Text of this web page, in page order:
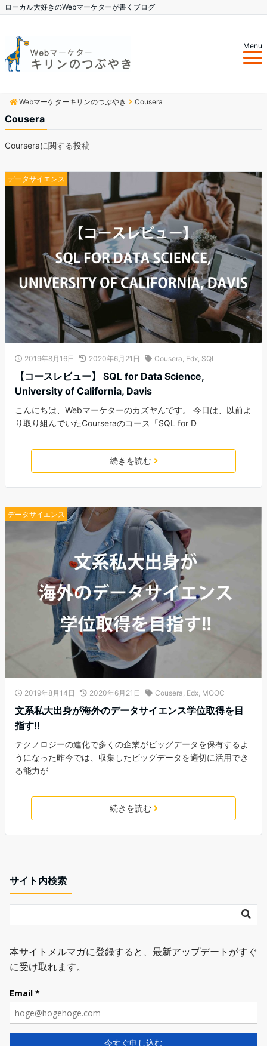
ローカル大好きのWebマーケターが書くブログ
Menu
Webマーケターキリンのつぶやき Cousera
Cousera
Courseraに関する投稿
データサイエンス
2019年8月16日 2020年6月21日 Cousera Edx SQL
【コースレビュー】 SQL for Data Science,
University of California, Davis
こんにちは、Webマーケターのカズヤんです。 今日は、以前よ
り取り組んでいたCourseraのコース「SQL for D
続きを読む
データサイエンス
2019年8月14日 2020年6月21日 Cousera Edx MOOC
文系私大出身が海外のデータサイエンス学位取得を目
指す!!
テクノロジーの進化で多くの企業がビッグデータを保有するよ
うになった昨今では、収集したビッグデータを適切に活用でき
る能力が
続きを読む
サイト内検索